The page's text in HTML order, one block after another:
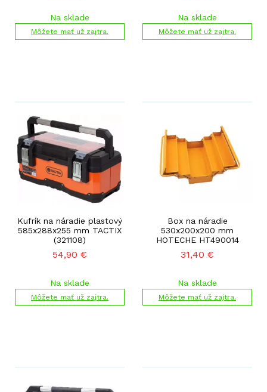
Na sklade
Môžete mať už zajtra.
Na sklade
Môžete mať už zajtra.
Kufrík na náradie plastový
585x288x255 mm TACTIX
(321108)
54,90 €
Na sklade
Môžete mať už zajtra.
Box na náradie
530x200x200 mm
HOTECHE HT490014
31,40 €
Na sklade
Môžete mať už zajtra.